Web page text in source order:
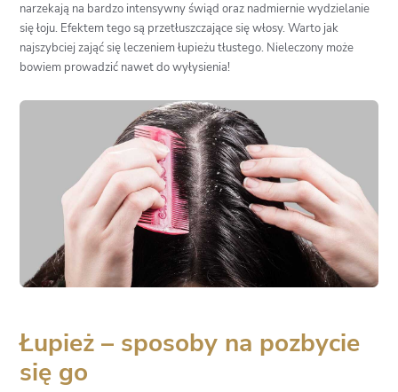
narzekają na bardzo intensywny świąd oraz nadmiernie wydzielanie
się łoju. Efektem tego są przetłuszczające się włosy. Warto jak
najszybciej zająć się leczeniem łupieżu tłustego. Nieleczony może
bowiem prowadzić nawet do wyłysienia!
Łupież – sposoby na pozbycie
się go